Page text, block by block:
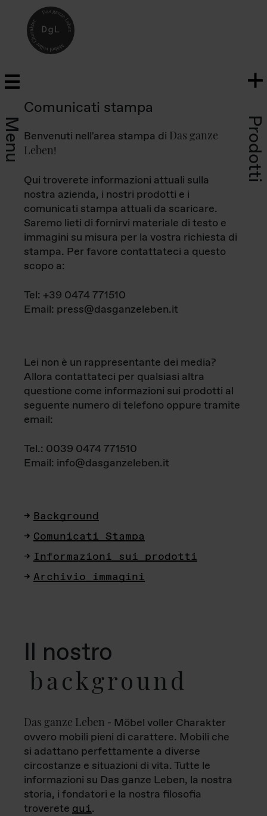
Menu Prodotti
Comunicati stampa
Benvenuti nell'area stampa di Das ganze
Leben!
Qui troverete informazioni attuali sulla
nostra azienda, i nostri prodotti e i
comunicati stampa attuali da scaricare.
Saremo lieti di fornirvi materiale di testo e
immagini su misura per la vostra richiesta di
stampa. Per favore contattateci a questo
scopo a:
Tel: +39 0474 771510
Email: press@dasganzeleben.it
Lei non è un rappresentante dei media?
Allora contattateci per qualsiasi altra
questione come informazioni sui prodotti al
seguente numero di telefono oppure tramite
email:
Tel.: 0039 0474 771510
Email: info@dasganzeleben.it
Background
Comunicati Stampa
Informazioni sui prodotti
Archivio immagini
Il nostro
background
Das ganze Leben - Möbel voller Charakter
ovvero mobili pieni di carattere. Mobili che
si adattano perfettamente a diverse
circostanze e situazioni di vita. Tutte le
informazioni su Das ganze Leben, la nostra
storia, i fondatori e la nostra filosofia
troverete qui.